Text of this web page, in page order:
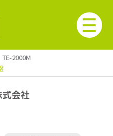
TE-2000M
会社